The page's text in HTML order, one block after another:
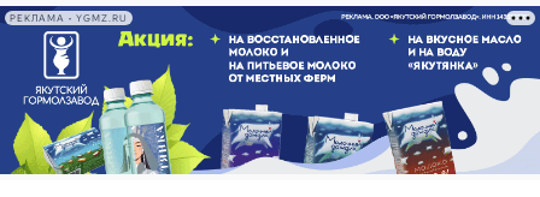
РЕКЛАМА • YGMZ.RU